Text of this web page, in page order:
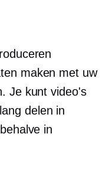
maken met uw
Je kunt video's
delen in
in